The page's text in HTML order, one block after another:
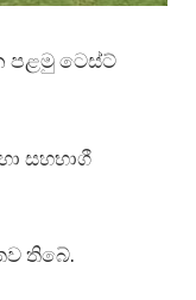
පළමු ටෙස්ට්
සහභාගී
තිබේ.